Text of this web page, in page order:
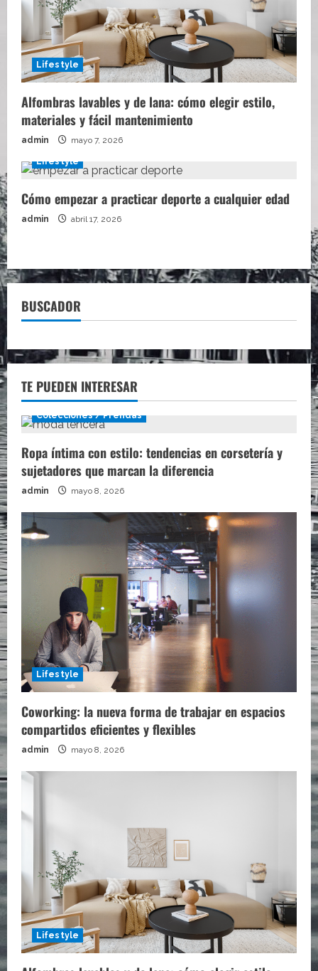
Lifestyle
Alfombras lavables y de lana: cómo elegir estilo,
materiales y fácil mantenimiento
admin mayo 7, 2026
Lifestyle
Cómo empezar a practicar deporte a cualquier edad
admin abril 17, 2026
BUSCADOR
TE PUEDEN INTERESAR
Colecciones / Prendas
Ropa íntima con estilo: tendencias en corsetería y
sujetadores que marcan la diferencia
admin mayo 8, 2026
Lifestyle
Coworking: la nueva forma de trabajar en espacios
compartidos eficientes y flexibles
admin mayo 8, 2026
Lifestyle